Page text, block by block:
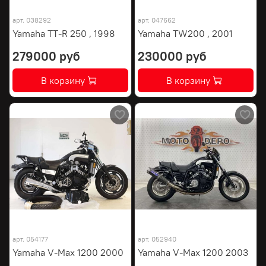
арт. 038292
Yamaha TT-R 250 , 1998
279000 руб
В корзину
арт. 047662
Yamaha TW200 , 2001
230000 руб
В корзину
арт. 054177
Yamaha V-Max 1200 2000
арт. 052940
Yamaha V-Max 1200 2003